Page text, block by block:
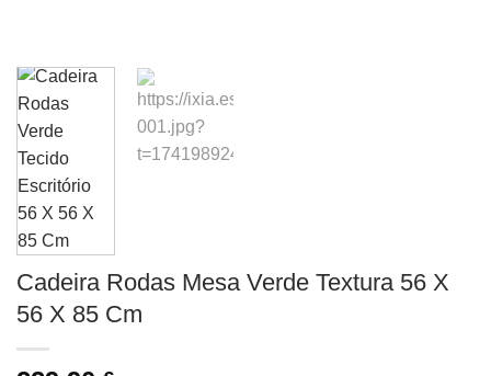
Cadeira Rodas Mesa Verde Textura 56 X
56 X 85 Cm